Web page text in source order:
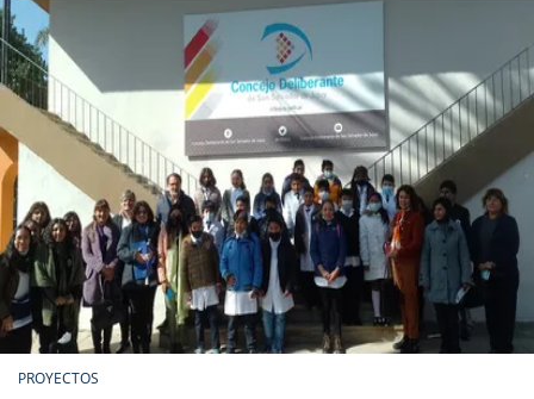
PROYECTOS